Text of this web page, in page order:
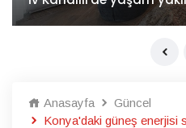
Anasayfa
Güncel
Konya'daki güneş enerjisi